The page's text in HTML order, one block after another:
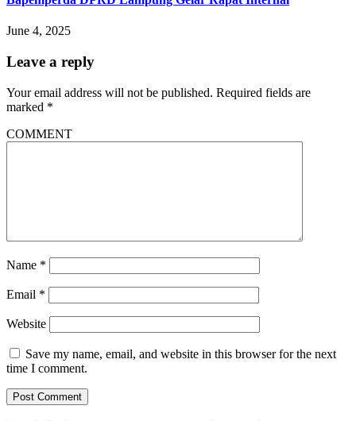
June 4, 2025
Leave a reply
Your email address will not be published. Required fields are
marked *
COMMENT
Name *
Email *
Website
Save my name, email, and website in this browser for the next
time I comment.